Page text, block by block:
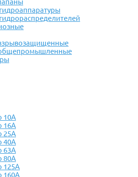
общепромышленные
10А
16А
25А
40А
63А
80А
125А
160А